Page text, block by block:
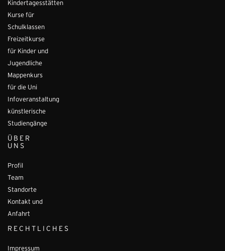
Kindertagesstätten
Kurse für
Schulklassen
Freizeitkurse
für Kinder und
Jugendliche
Mappenkurs
für die Uni
Infoveranstaltung
künstlerische
Studiengänge
ÜBER
UNS
Profil
Team
Standorte
Kontakt und
Anfahrt
RECHTLICHES
Impressum